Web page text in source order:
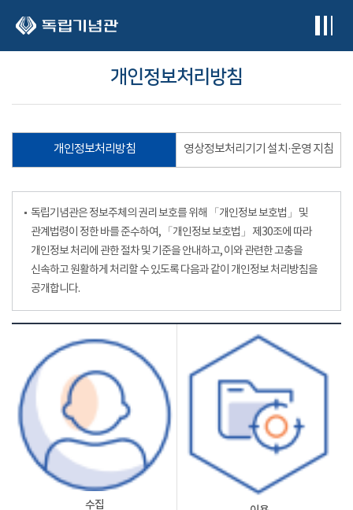
개인정보처리방침
개인정보처리방침 영상정보처리기기 설치·운영 지침
독립기념관은 정보주체의 권리 보호를 위해 「개인정보 보호법」 및
관계법령이 정한 바를 준수하여, 「개인정보 보호법」 제30조에 따라
개인정보 처리에 관한 절차 및 기준을 안내하고, 이와 관련한 고충을
신속하고 원활하게 처리할 수 있도록 다음과 같이 개인정보 처리방침을
공개합니다.
수집